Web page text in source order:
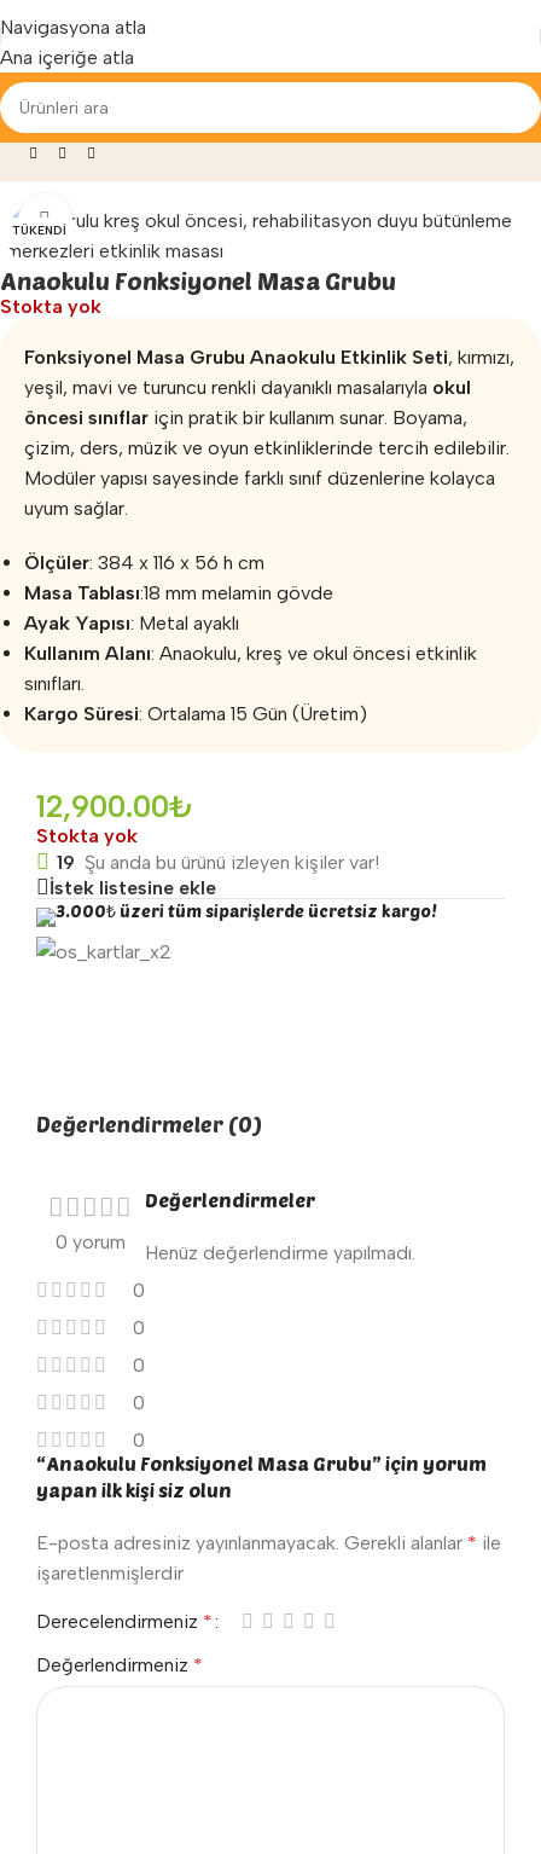
Navigasyona atla
Ana içeriğe atla
Yenilenen arayüzümüz ile hizmetinizdeyiz...
Çocuk Masa Sandalye
TÜKENDI Büyütmek için tıklayın
Anaokulu Fonksiyonel Masa Grubu
Stokta yok
Fonksiyonel Masa Grubu Anaokulu Etkinlik Seti, kırmızı,
yeşil, mavi ve turuncu renkli dayanıklı masalarıyla okul
öncesi sınıflar için pratik bir kullanım sunar. Boyama,
çizim, ders, müzik ve oyun etkinliklerinde tercih edilebilir.
Modüler yapısı sayesinde farklı sınıf düzenlerine kolayca
uyum sağlar.
Ölçüler: 384 x 116 x 56 h cm
Masa Tablası:18 mm melamin gövde
Ayak Yapısı: Metal ayaklı
Kullanım Alanı: Anaokulu, kreş ve okul öncesi etkinlik
sınıfları.
Kargo Süresi: Ortalama 15 Gün (Üretim)
12,900.00₺
Stokta yok
19 Şu anda bu ürünü izleyen kişiler var!
İstek listesine ekle
3.000₺ üzeri tüm siparişlerde ücretsiz kargo!
Değerlendirmeler (0)
0 yorum
0
0
0
0
0
Değerlendirmeler
Henüz değerlendirme yapılmadı.
“Anaokulu Fonksiyonel Masa Grubu” için yorum
yapan ilk kişi siz olun
E-posta adresiniz yayınlanmayacak. Gerekli alanlar * ile
işaretlenmişlerdir
Derecelendirmeniz *
Değerlendirmeniz *